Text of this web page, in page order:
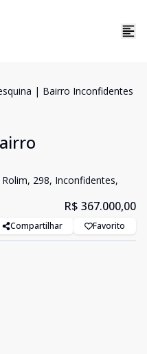
| Bairro Inconfidentes
Rolim, 298, Inconfidentes,
R$ 367.000,00
Compartilhar Favorito